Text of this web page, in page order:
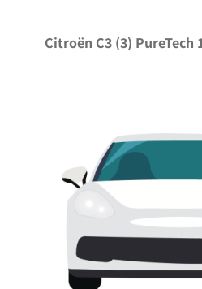
Citroën C3 (3) PureTech